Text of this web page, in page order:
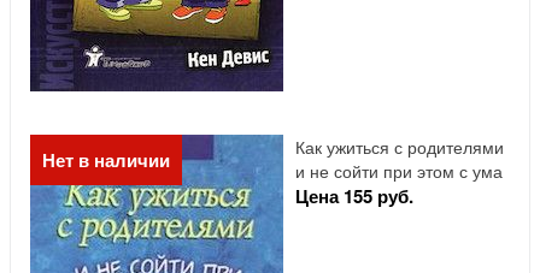
Нет в наличии
Как ужиться с родителями
и не сойти при этом с ума
Цена 155 руб.